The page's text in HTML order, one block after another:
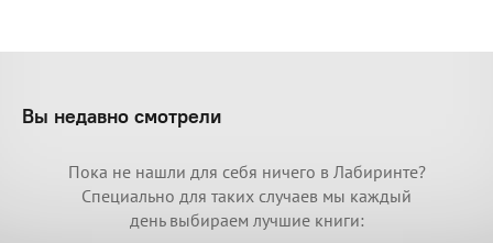
Вы недавно смотрели
Пока не нашли для себя ничего в Лабиринте?
Специально для таких случаев мы каждый
день выбираем лучшие книги: